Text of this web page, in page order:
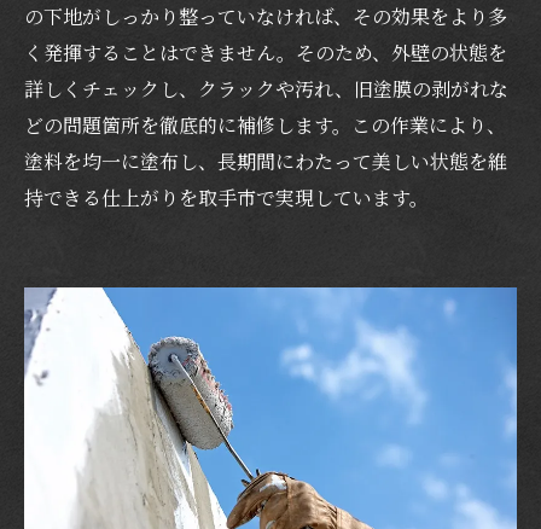
の下地がしっかり整っていなければ、その効果をより多
く発揮することはできません。そのため、外壁の状態を
詳しくチェックし、クラックや汚れ、旧塗膜の剥がれな
どの問題箇所を徹底的に補修します。この作業により、
塗料を均一に塗布し、長期間にわたって美しい状態を維
持できる仕上がりを取手市で実現しています。